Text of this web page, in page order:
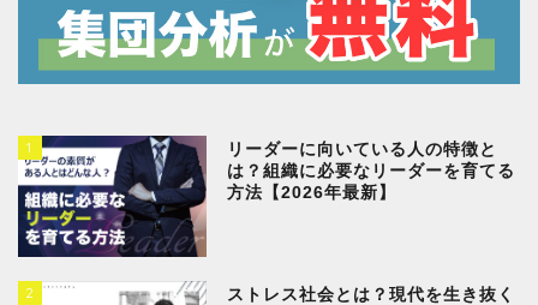
1
リーダーに向いている人の特徴と
は？組織に必要なリーダーを育てる
方法【2026年最新】
2
ストレス社会とは？現代を生き抜く